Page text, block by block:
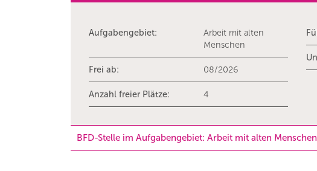
Aufgabengebiet:
Arbeit mit alten
Menschen
Frei ab: 08/2026
Anzahl freier Plätze: 4
BFD-Stelle im Aufgabengebiet: Arbeit mit alten Menschen